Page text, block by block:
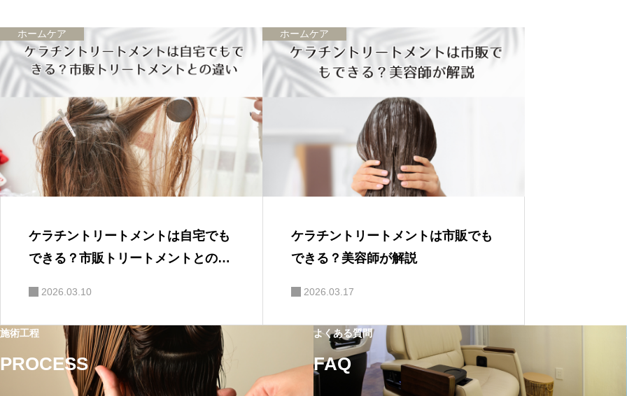
ホームケア
ケラチントリートメントは自宅でも
できる？市販トリートメントとの違
2026.03.10
ホームケア
ケラチントリートメントは市販でも
できる？美容師が解説
2026.03.17
施術工程
PROCESS
よくある質問
FAQ